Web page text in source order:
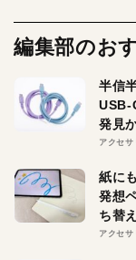
編集部のお
半信
USB-
発見
アクセサ
紙に
発想
ち替
アクセサ